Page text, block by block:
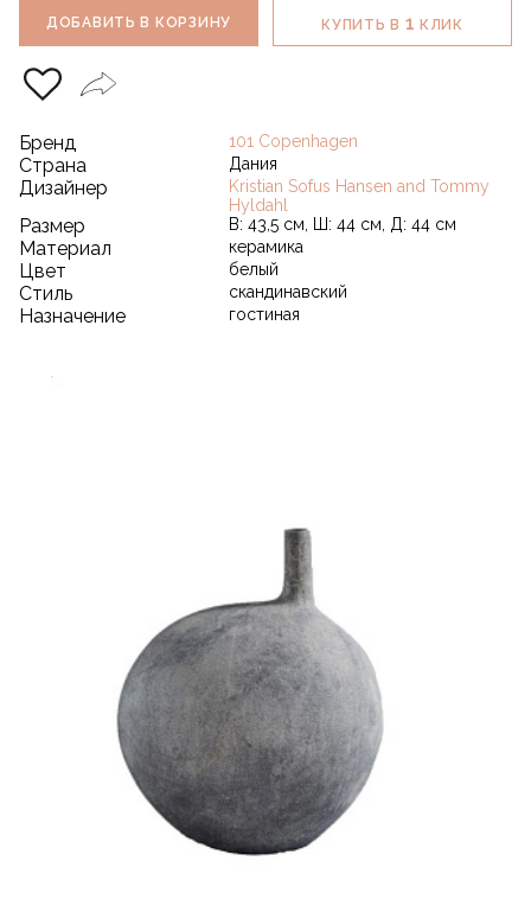
ДОБАВИТЬ В КОРЗИНУ КУПИТЬ В 1 КЛИК
Бренд 101 Copenhagen
Страна Дания
Дизайнер
Kristian Sofus Hansen and Tommy
Hyldahl
Размер В: 43,5 см, Ш: 44 см, Д: 44 см
Материал керамика
Цвет белый
Стиль скандинавский
Назначение гостиная